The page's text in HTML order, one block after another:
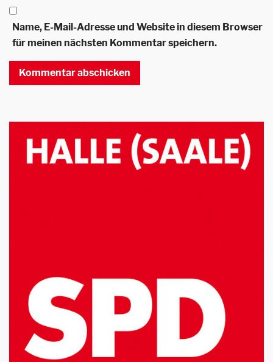
Name, E-Mail-Adresse und Website in diesem Browser
für meinen nächsten Kommentar speichern.